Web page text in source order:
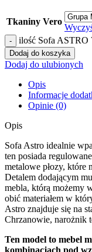
Tkaniny Vero
ilość Sofa ASTRO
Dodaj do koszyka
Dodaj do ulubionych
Opis
Informacje
Opinie (0)
Opis
Sofa Astro idealnie
ten posiada
metalowe płozy,
Detalem dodającym
mebla, którą możemy
obić materiałem w
Astro znajduje się na
Chrzanowie, narożnik
Ten model to mebel
kombinacjach pod